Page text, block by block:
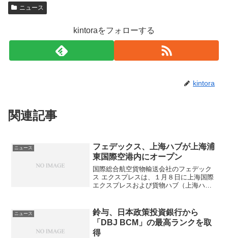
i
t
p
ニュース
kintoraをフォローする
kintora
関連記事
ニュース
フェデックス、上海ハブが上海浦
東国際空港内にオープン
国際総合航空貨物輸送会社のフェデック
ス エクスプレスは、１月８日に上海国際
エクスプレスおよび貨物ハブ（上海ハ
により、中国東部の特に米国と欧州に荷
物を発送する客は、フェデ...
ニュース
鈴与、日本政策投資銀行から
「DBJ BCM」の最高ランクを取
得